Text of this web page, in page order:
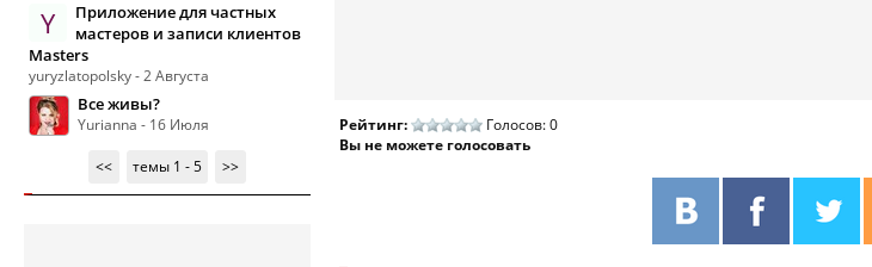
Y
Приложение для частных
мастеров и записи клиентов
Masters
yuryzlatopolsky - 2 Августа
Все живы?
Yurianna - 16 Июля
<< темы 1 - 5 >>
Рейтинг:
Голосов: 0
Вы не можете голосовать